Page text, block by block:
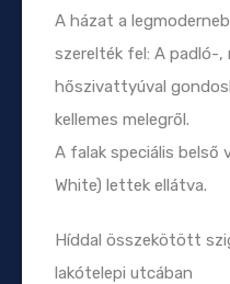
A házat a
szerelték fel: A padló-
hőszivattyúval
kellemes melegről.
A falak speciális belső
White) lettek ellátva.
Híddal összekötött
lakótelepi utcában